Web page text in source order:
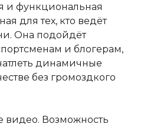
и функциональная
для тех, кто ведёт
Она подойдёт
и блогерам,
динамичные
без громоздкого
видео. Возможность